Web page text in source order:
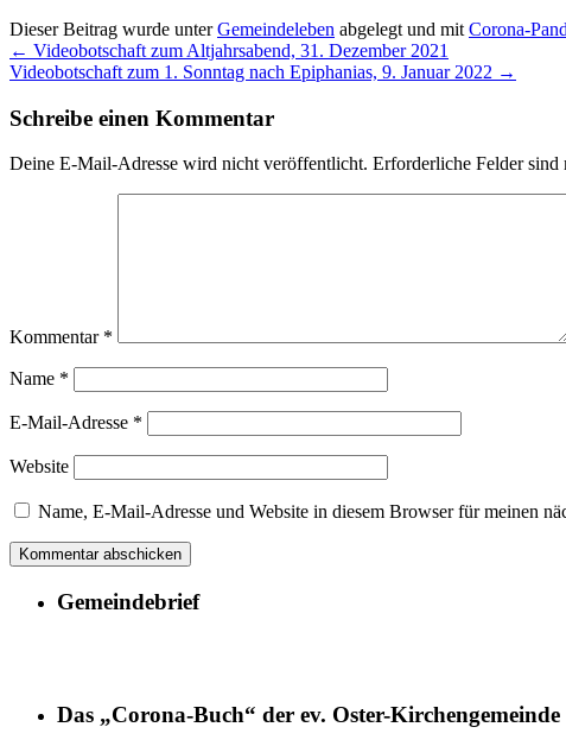
Dieser Beitrag wurde unterGemeindeleben abgelegt und mit Corona-
← Videobotschaft zum Altjahrsabend, 31. Dezember 2021
Videobotschaft zum 1. Sonntag nach Epiphanias, 9. Januar 2022 →
Schreibe einen Kommentar
Deine E-Mail-Adresse wird nicht veröffentlicht. Erforderliche Felder sind
Kommentar *
Name *
E-Mail-Adresse *
Website
Name, E-Mail-Adresse und Website in diesem Browser für meinen
Gemeindebrief
Das „Corona-Buch“ der ev. Oster-Kirchengemeinde